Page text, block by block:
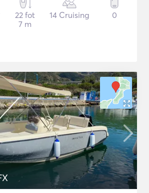
22 fot
7 m
14 Cruising 0